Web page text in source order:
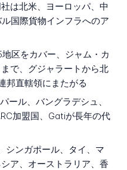
は北米、ヨーロッパ、中
国際貨物インフラへのア
区をカバー、ジャム・カ
で、グジャラートから北
邦直轄領にまたがる
ール、バングラデシュ、
加盟国、Gatiが長年の代
シンガポール、タイ、マ
ア、オーストラリア、香